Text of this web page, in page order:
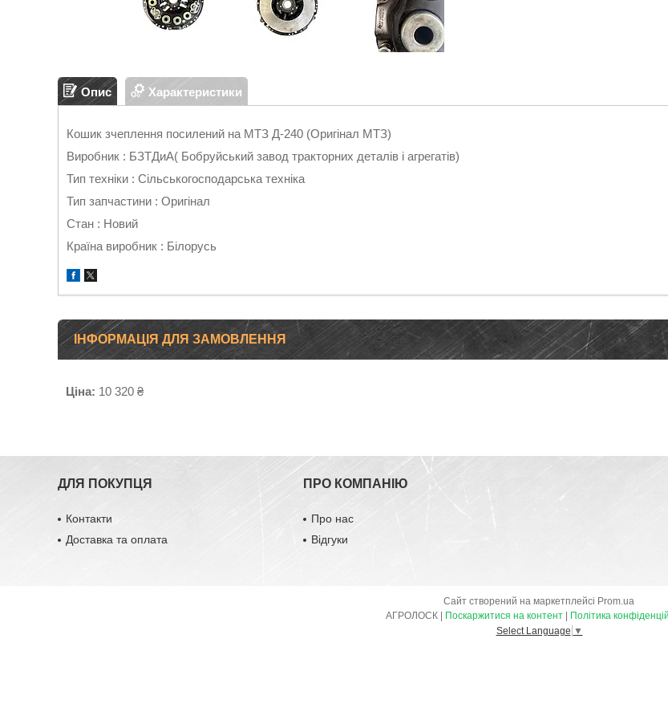
Опис Характеристики
Кошик зчеплення посилений на МТЗ Д-240 (Оригінал МТЗ)
Виробник : БЗТДиА( Бобруйський завод тракторних деталів і агрегатів)
Тип техніки : Сільськогосподарська техніка
Тип запчастини : Оригінал
Стан : Новий
Країна виробник : Білорусь
ІНФОРМАЦІЯ ДЛЯ ЗАМОВЛЕННЯ
Ціна: 10 320 ₴
ДЛЯ ПОКУПЦЯ
Контакти
Доставка та оплата
ПРО КОМПАНІЮ
Про нас
Відгуки
Сайт створений на маркетплейсі Prom.ua
Поскаржитися на контент
Політика
Select Language ▼